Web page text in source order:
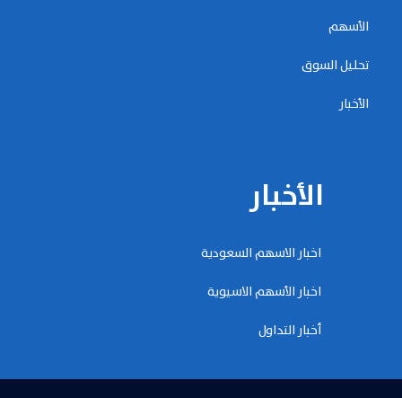
الأسهم
تحليل السوق
الأخبار
الأخبار
اخبار الاسهم السعودية
اخبار الأسهم الاسيوية
أخبار التداول